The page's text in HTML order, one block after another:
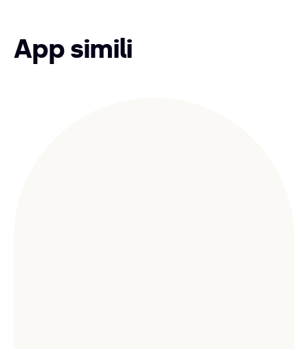
App simili